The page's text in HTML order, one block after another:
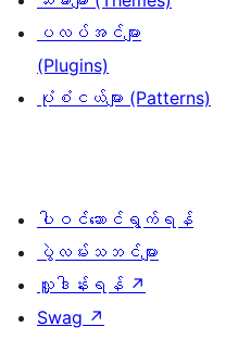
ပလပ်အင်များ
(Plugins)
ပုံစံငယ်များ (Patterns)
ပါဝင်ဆောင်ရွက်ရန်
ပွဲလမ်းသဘင်များ
လှူဒါန်းရန် ↗
Swag ↗